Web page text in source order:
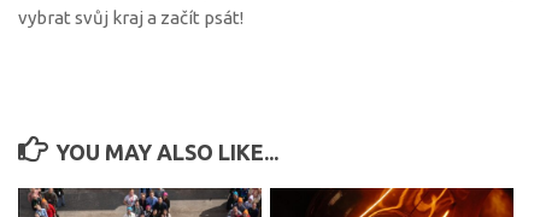
vybrat svůj kraj a začít psát!
YOU MAY ALSO LIKE...